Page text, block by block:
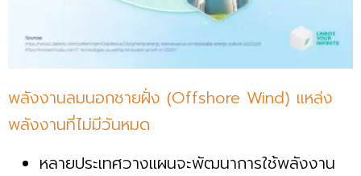
พลังงานลมนอกชายฝั่ง (Offshore Wind) แหล่ง
พลังงานที่ไม่มีวันหมด
หลายประเทศวางแผนจะพัฒนาการใช้พลังงาน